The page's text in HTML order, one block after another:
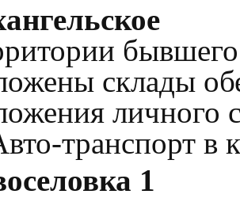
склады
транспорт в
1